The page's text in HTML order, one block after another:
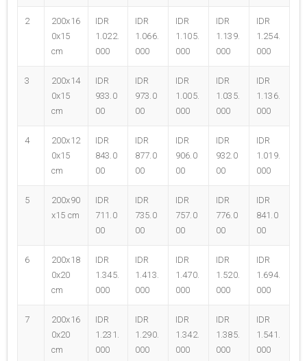
2
200x16
0x15
cm
IDR
1.022.
000
IDR
1.066.
000
IDR
1.105.
000
IDR
1.139.
000
IDR
1.254.
000
3
200x14
0x15
cm
IDR
933.0
00
IDR
973.0
00
IDR
1.005.
000
IDR
1.035.
000
IDR
1.136.
000
4
200x12
0x15
cm
IDR
843.0
00
IDR
877.0
00
IDR
906.0
00
IDR
932.0
00
IDR
1.019.
000
5
200x90
x15 cm
IDR
711.0
00
IDR
735.0
00
IDR
757.0
00
IDR
776.0
00
IDR
841.0
00
6
200x18
0x20
cm
IDR
1.345.
000
IDR
1.413.
000
IDR
1.470.
000
IDR
1.520.
000
IDR
1.694.
000
7
200x16
0x20
cm
IDR
1.231.
000
IDR
1.290.
000
IDR
1.342.
000
IDR
1.385.
000
IDR
1.541.
000